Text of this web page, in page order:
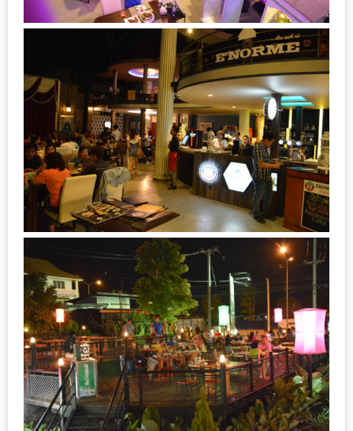
TIME
ทำ
อาหาร
ทาน
เอง?
SHOP
TOP
10
รีวิว
ร้าน
อาหาร
ที่
เข้า
ชม